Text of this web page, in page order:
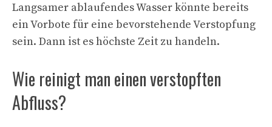
Langsamer ablaufendes Wasser könnte bereits
ein Vorbote für eine bevorstehende Verstopfung
sein. Dann ist es höchste Zeit zu handeln.
Wie reinigt man einen verstopften
Abfluss?